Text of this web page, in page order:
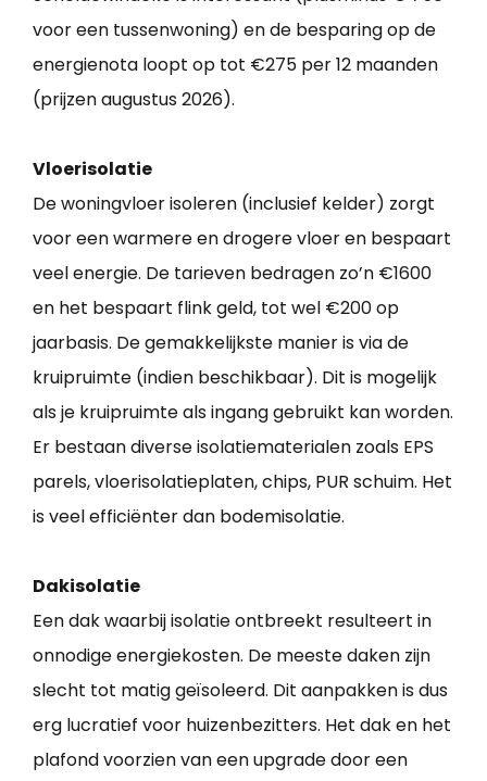
voor een tussenwoning) en de besparing op de
energienota loopt op tot €275 per 12 maanden
(prijzen augustus 2026).
Vloerisolatie
De woningvloer isoleren (inclusief kelder) zorgt
voor een warmere en drogere vloer en bespaart
veel energie. De tarieven bedragen zo’n €1600
en het bespaart flink geld, tot wel €200 op
jaarbasis. De gemakkelijkste manier is via de
kruipruimte (indien beschikbaar). Dit is mogelijk
als je kruipruimte als ingang gebruikt kan worden.
Er bestaan diverse isolatiematerialen zoals EPS
parels, vloerisolatieplaten, chips, PUR schuim. Het
is veel efficiënter dan bodemisolatie.
Dakisolatie
Een dak waarbij isolatie ontbreekt resulteert in
onnodige energiekosten. De meeste daken zijn
slecht tot matig geïsoleerd. Dit aanpakken is dus
erg lucratief voor huizenbezitters. Het dak en het
plafond voorzien van een upgrade door een